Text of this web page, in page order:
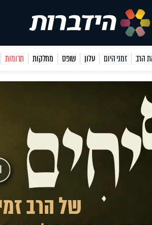
הרב זמני היום עלון שופס מחלקות תרומות